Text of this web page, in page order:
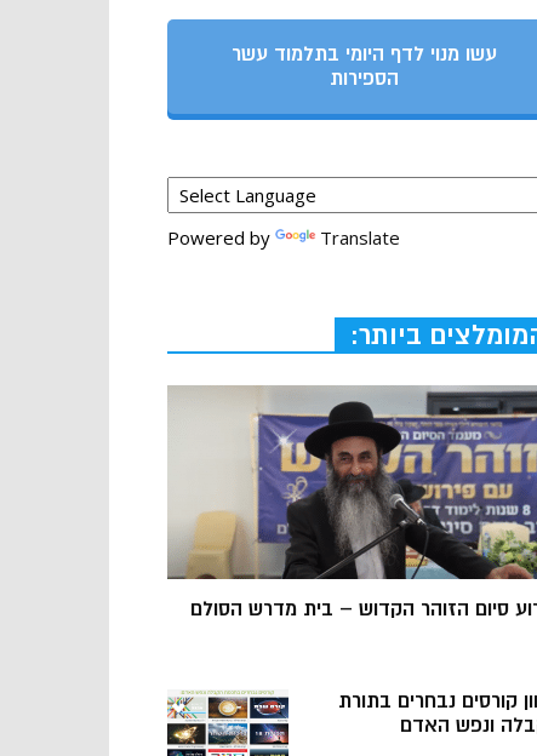
עשו מנוי לדף היומי בתלמוד עשר
הספירות
Powered by Translate
ביותר:
סיום הזוהר הקדוש – בית מדרש הסולם
קורסים נבחרים בתורת
ונפש האדם